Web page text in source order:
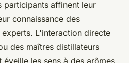
participants affinent leur
connaissance des
L'interaction directe
des maîtres distillateurs
les sens à des arômes